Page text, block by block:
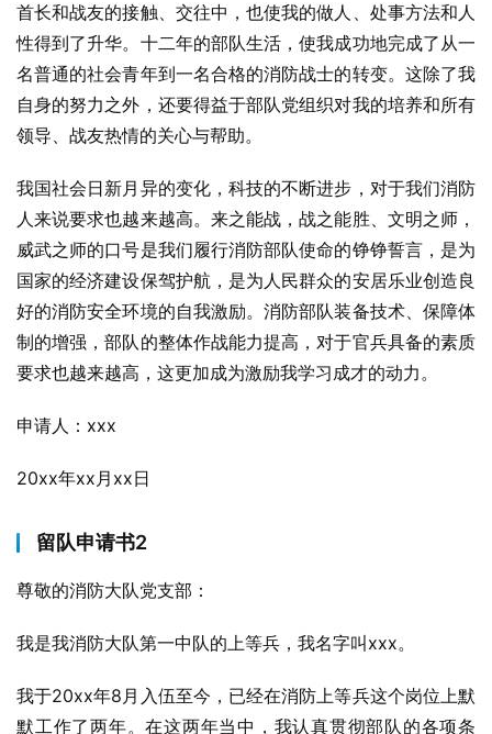
首长和战友的接触、交往中，也使我的做人、处事方法和人
性得到了升华。十二年的部队生活，使我成功地完成了从一
名普通的社会青年到一名合格的消防战士的转变。这除了我
自身的努力之外，还要得益于部队党组织对我的培养和所有
领导、战友热情的关心与帮助。
我国社会日新月异的变化，科技的不断进步，对于我们消防
人来说要求也越来越高。来之能战，战之能胜、文明之师，
威武之师的口号是我们履行消防部队使命的铮铮誓言，是为
国家的经济建设保驾护航，是为人民群众的安居乐业创造良
好的消防安全环境的自我激励。消防部队装备技术、保障体
制的增强，部队的整体作战能力提高，对于官兵具备的素质
要求也越来越高，这更加成为激励我学习成才的动力。
申请人：xxx
20xx年xx月xx日
留队申请书2
尊敬的消防大队党支部：
我是我消防大队第一中队的上等兵，我名字叫xxx。
我于20xx年8月入伍至今，已经在消防上等兵这个岗位上默
默工作了两年。在这两年当中，我认真贯彻部队的各项条